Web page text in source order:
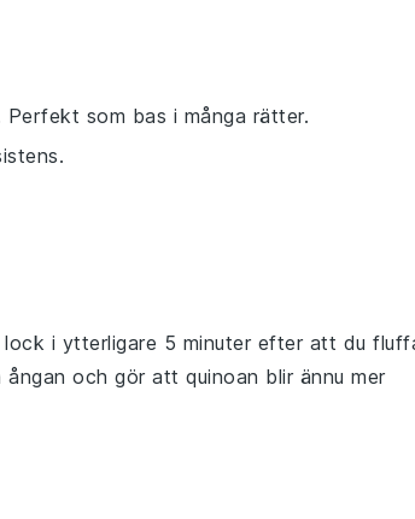
som bas i många rätter.
i ytterligare 5 minuter efter att du
ångan och gör att quinoan blir ännu mer